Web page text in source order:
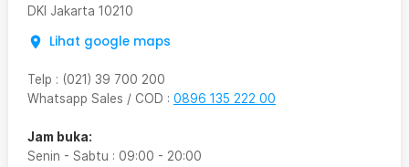
DKI Jakarta 10210
Lihat google maps
Telp : (021) 39 700 200
Whatsapp Sales / COD : 0896 135 222 00
Jam buka:
Senin - Sabtu : 09:00 - 20:00